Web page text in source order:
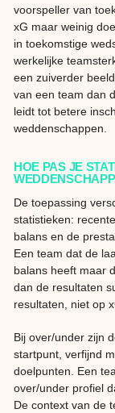
voorspeller van
xG maar weinig
in toekomstige
werkelijke
een zuiverder
van een team dan
leidt tot betere
weddenschappen.
HOE PAS JE
De toepassing
statistieken:
balans en de
Een team dat de
balans heeft maar
dan de resultaten
resultaten, niet op
Bij over/under zijn
startpunt, verfijnd
doelpunten. Een
over/under profiel
De context van de